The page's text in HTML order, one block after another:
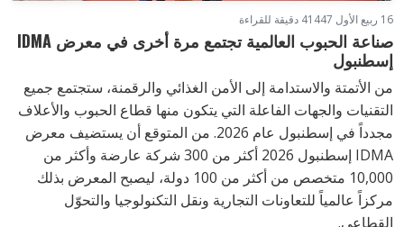
16 ربيع الأول 1447 4 دقيقة للقراءة
صناعة الحبوب العالمية تجتمع مرة أخرى في معرض IDMA
إسطنبول
من الأتمتة والاستدامة إلى الأمن الغذائي والرقمنة، ستجتمع جميع
التقنيات والجهات الفاعلة التي يتكون منها قطاع الحبوب والأعلاف
مجدداً في إسطنبول عام 2026. من المتوقع أن يستضيف معرض
IDMA إسطنبول 2026 أكثر من 300 شركة عارضة وأكثر من
10,000 متخصص من أكثر من 100 دولة، ليصبح المعرض بذلك
مركزاً عالمياً للتعاونات التجارية ونقل التكنولوجيا والتحوّل
القطاعي.